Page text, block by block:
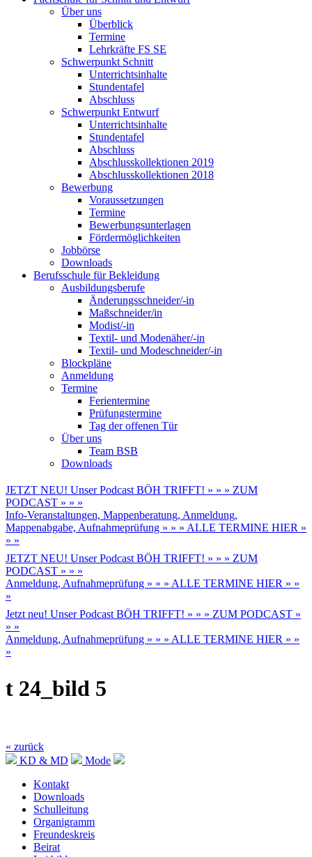
Über uns
Überblick
Termine
Lehrkräfte FS SE
Schwerpunkt Schnitt
Unterrichtsinhalte
Stundentafel
Abschluss
Schwerpunkt Entwurf
Unterrichtsinhalte
Stundentafel
Abschluss
Abschlusskollektionen 2019
Abschlusskollektionen 2018
Bewerbung
Voraussetzungen
Termine
Bewerbungsunterlagen
Fördermöglichkeiten
Jobbörse
Downloads
Berufsschule für Bekleidung
Ausbildungsberufe
Änderungsschneider/-in
Maßschneider/in
Modist/-in
Textil- und Modenäher/-in
Textil- und Modeschneider/-in
Blockpläne
Anmeldung
Termine
Ferientermine
Prüfungstermine
Tag der offenen Tür
Über uns
Team BSB
Downloads
JETZT NEU! Unser Podcast BÖH TRIFFT! » » » ZUM
PODCAST » » »
Info-Veranstaltungen, Mappenberatung, Anmeldung,
Mappenabgabe, Aufnahmeprüfung » » » ALLE TERMINE HIER »
» »
JETZT NEU! Unser Podcast BÖH TRIFFT! » » » ZUM
PODCAST » » »
Anmeldung, Aufnahmeprüfung » » » ALLE TERMINE HIER » »
»
Jetzt neu! Unser Podcast BÖH TRIFFT! » » » ZUM PODCAST »
» »
Anmeldung, Aufnahmeprüfung » » » ALLE TERMINE HIER » »
»
t 24_bild 5
« zurück
KD & MD
Mode
Kontakt
Downloads
Schulleitung
Organigramm
Freundeskreis
Beirat